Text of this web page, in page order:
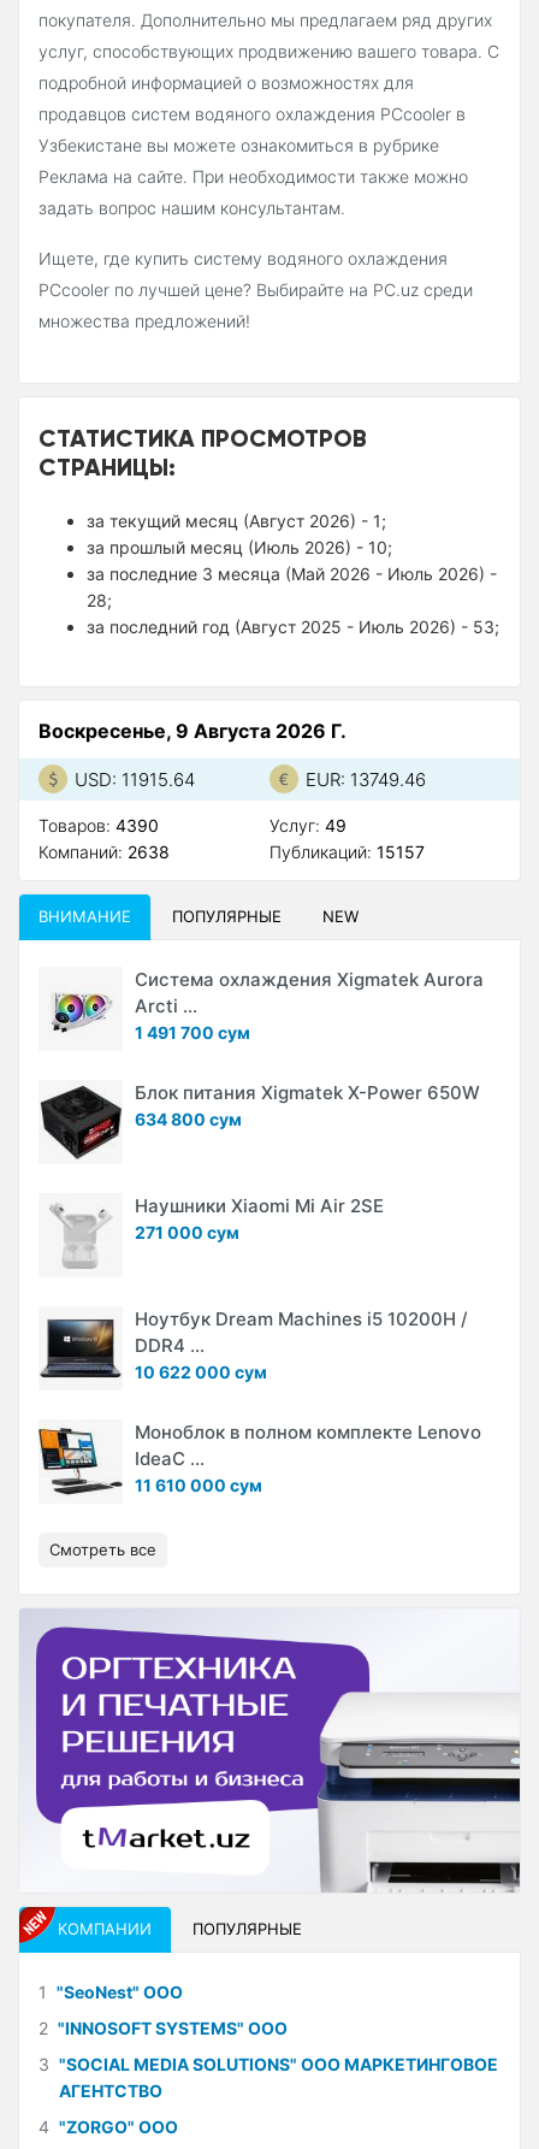
покупателя. Дополнительно мы предлагаем ряд других
услуг, способствующих продвижению вашего товара. С
подробной информацией о возможностях для
продавцов систем водяного охлаждения PCcooler в
Узбекистане вы можете ознакомиться в рубрике
Реклама на сайте. При необходимости также можно
задать вопрос нашим консультантам.
Ищете, где купить систему водяного охлаждения
PCcooler по лучшей цене? Выбирайте на PC.uz среди
множества предложений!
СТАТИСТИКА ПРОСМОТРОВ
СТРАНИЦЫ:
за текущий месяц (Август 2026) - 1;
за прошлый месяц (Июль 2026) - 10;
за последние 3 месяца (Май 2026 - Июль 2026) -
28;
за последний год (Август 2025 - Июль 2026) - 53;
Воскресенье, 9 Августа 2026 Г.
USD: 11915.64 EUR: 13749.46
Товаров: 4390
Компаний: 2638
Услуг: 49
Публикаций: 15157
ВНИМАНИЕ ПОПУЛЯРНЫЕ NEW
Система охлаждения Xigmatek Aurora
Arcti ...
1 491 700 сум
Блок питания Xigmatek X-Power 650W
634 800 сум
Наушники Xiaomi Mi Air 2SE
271 000 сум
Ноутбук Dream Machines i5 10200H /
DDR4 ...
10 622 000 сум
Моноблок в полном комплекте Lenovo
IdeaC ...
11 610 000 сум
Смотреть все
КОМПАНИИ ПОПУЛЯРНЫЕ
1 "SeoNest" ООО
2 "INNOSOFT SYSTEMS" ООО
3 "SOCIAL MEDIA SOLUTIONS" ООО МАРКЕТИНГОВОЕ
АГЕНТСТВО
4 "ZORGO" ООО